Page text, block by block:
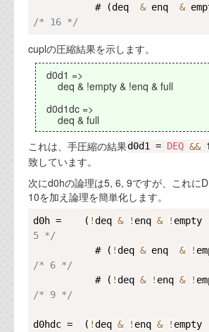
           # (deq
& enq &
/* 16 */
cuplの圧縮結果を示します。
d0d1 =>
deq & !empty & !enq & full
d0d1dc =>
deq & full
これは、手圧縮の結果d0d1 = DEQ &&
致しています。
次にd0hの論理は5, 6, 9ですが、これに
10を加え論理を簡単化します。
d0h =    ( !deq & ! enq & ! empty
5 */
           # (
!deq & enq & !
/* 6 */
           # (
!deq & ! enq & !
/* 9 */
d0hdc =  ( !deq & ! enq & ! empty